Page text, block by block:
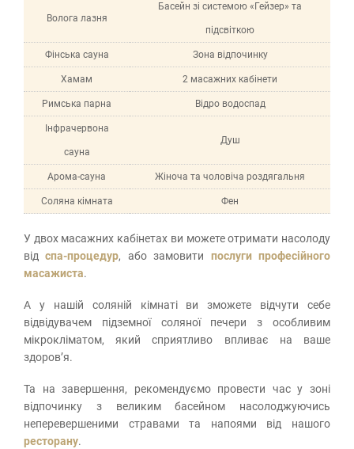
Волога лазня
Басейн зі системою «Гейзер» та
підсвіткою
Фінська сауна Зона відпочинку
Хамам 2 масажних кабінети
Римська парна Відро водоспад
Інфрачервона
сауна
Душ
Арома-сауна Жіноча та чоловіча роздягальня
Соляна кімната Фен
У двох масажних кабінетах ви можете отримати насолоду
відспа-процедур, або замовити послуги професійного
масажиста.
А у нашій соляній кімнаті ви зможете відчути себе
відвідувачем підземної соляної печери з особливим
мікрокліматом, який сприятливо впливає на ваше
здоров’я.
Та на завершення, рекомендуємо провести час у зоні
відпочинку з великим басейном насолоджуючись
неперевершеними стравами та напоями від нашого
ресторану.